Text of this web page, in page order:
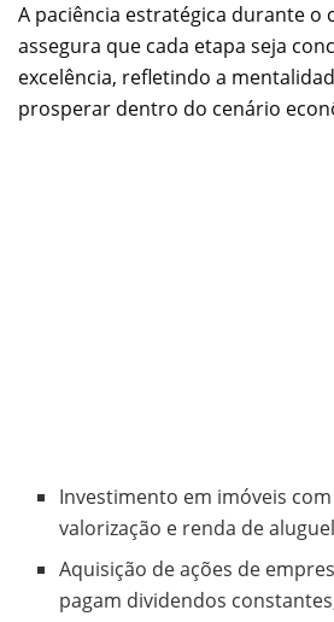
A paciência estratégica durante o
assegura que cada etapa seja
excelência, refletindo a
prosperar dentro do cenário
Investimento em imóveis
valorização e renda de
Aquisição de ações de
pagam dividendos